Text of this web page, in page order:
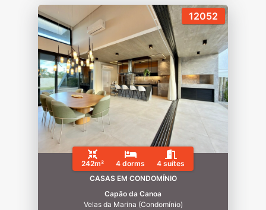
12052
242m² 4 dorms
4 suítes
CASAS EM CONDOMÍNIO
Capão da Canoa
Velas da Marina (Condomínio)